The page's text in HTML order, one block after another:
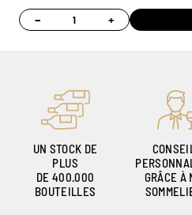
− +
UN STOCK DE
PLUS
DE 400.000
BOUTEILLES
GRÂCE À